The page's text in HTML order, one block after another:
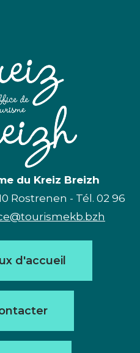
du Kreiz Breizh
Rostrenen - Tél. 02 96
d'accueil